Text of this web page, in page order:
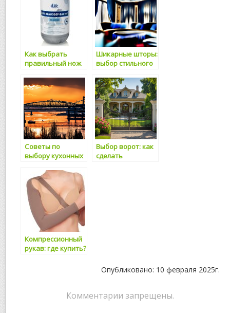
Как выбрать
правильный нож
Шикарные шторы:
выбор стильного
Советы по
выбору кухонных
Выбор ворот: как
сделать
Компрессионный
рукав: где купить?
Опубликовано: 10 февраля 2025г.
Комментарии запрещены.